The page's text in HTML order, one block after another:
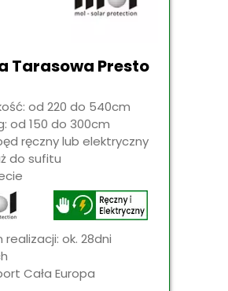
Tarasowa Presto
od 220 do 540cm
od 150 do 300cm
ręczny lub elektryczny
do sufitu
realizacji: ok. 28dni
Cała Europa